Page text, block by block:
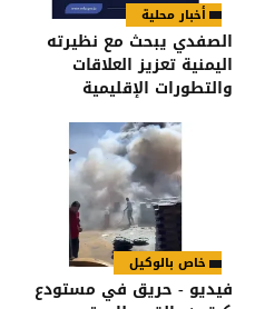
أخبار محلية
الصفدي يبحث مع نظيرته
اليمنية تعزيز العلاقات
والتطورات الإقليمية
خاص بالوكيل
فيديو - حريق في مستودع